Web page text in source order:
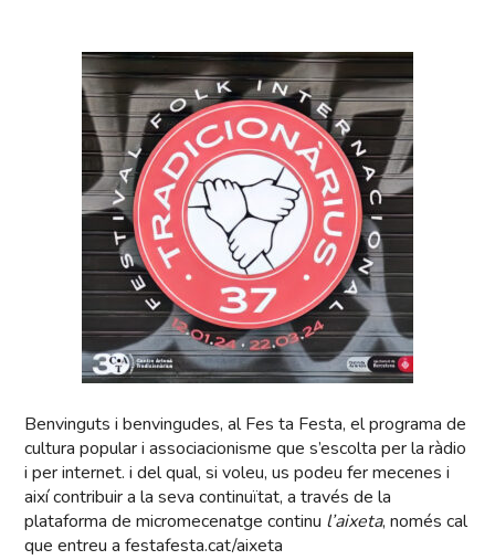
Benvinguts i benvingudes, al Fes ta Festa, el programa de
cultura popular i associacionisme que s’escolta per la ràdio
i per internet. i del qual, si voleu, us podeu fer mecenes i
així contribuir a la seva continuïtat, a través de la
plataforma de micromecenatge continu l’aixeta, només cal
que entreu a festafesta.cat/aixeta